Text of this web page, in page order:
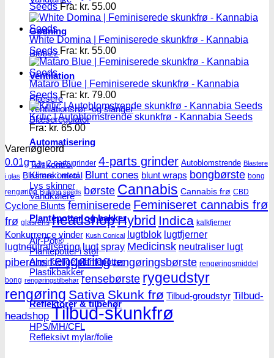
Gødning
Biobizz
Ventilation
Blæsere
Ventilationsrør -og slanger
Blæseregulator
Automatisering
Tidskontrol
Klimakontrol
Lys skinner
Vandkølere
Plantepotter og bakker
Air-Pot®
Plantepotter i stof
Almindelige plantepotter
Plastikbakker
Reflektorer & tilbehør
HPS/MH/CFL
Refleksivt mylar/folie
Seeds Fra: kr. 55.00
White Domina | Feminiserede skunkfrø - Kannabia
Seeds Fra: kr. 55.00
Mataro Blue | Feminiserede skunkfrø - Kannabia
Seeds Fra: kr. 79.00
Kritic | Autoblomstrende skunkfrø - Kannabia Seeds
Fra: kr. 65.00
Varenøgleord
0.01g 0.1g 2-parts grinder 4-parts grinder Autoblomstrende Blastere
i glas Blastere i metal Blunt cones blunt wraps bongbørste bong
rengøring Bulldog seeds børste Cannabis Cannabis frø CBD
Cyclone Blunts feminiserede Feminiseret cannabis frø
frø glasrens headshopHybrid Indica kalkfjerner
Konkurrence vinder Kush Conical lugtblok lugtfjerner
lugtneutralisering lugt spray Medicinsk neutraliser lugt
piberens rengøring rengøringsbørste rengøringsmiddel
bong rengøringstilbehør rensebørste rygeudstyr
rengøring Sativa Skunk frø Tilbud-groudstyr Tilbud-
headshop Tilbud-skunkfrø